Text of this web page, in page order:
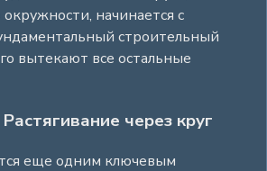
начинается с
строительный
вытекают все остальные
через круг
еще одним ключевым